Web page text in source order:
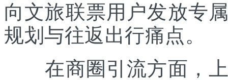
向文旅联票用户发放专
规划与往返出行痛点。
在商圈引流方面，上